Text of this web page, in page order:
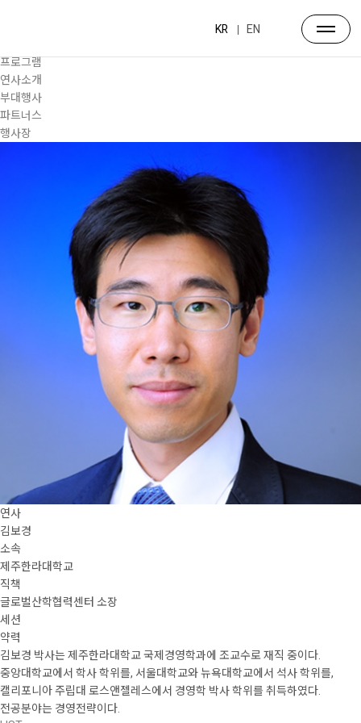
KR EN
프로그램
연사소개
부대행사
파트너스
행사장
연사
김보경
소속
제주한라대학교
직책
글로벌산학협력센터 소장
세션
약력
김보경 박사는 제주한라대학교 국제경영학과에 조교수로 재직 중이다.
중앙대학교에서 학사 학위를, 서울대학교와 뉴욕대학교에서 석사 학위를,
캘리포니아 주립대 로스앤젤레스에서 경영학 박사 학위를 취득하였다.
전공분야는 경영전략이다.